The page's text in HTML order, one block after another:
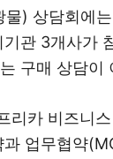
) 상담회에
관 3개사가
구매 상담이
리카 비즈니
업무협약